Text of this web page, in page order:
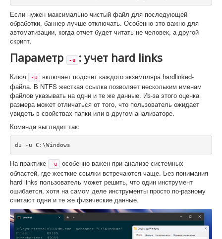
Если нужен максимально чистый файл для последующей
обработки, баннер лучше отключать. Особенно это важно для
автоматизации, когда отчет будет читать не человек, а другой
скрипт.
Параметр -u : учет hard links
Ключ -u
включает подсчет каждого экземпляра hardlinked-
файла. В NTFS жесткая ссылка позволяет нескольким именам
файлов указывать на одни и те же данные. Из-за этого оценка
размера может отличаться от того, что пользователь ожидает
увидеть в свойствах папки или в другом анализаторе.
Команда выглядит так:
du -u C:\Windows
На практике -u
особенно важен при анализе системных
областей, где жесткие ссылки встречаются чаще. Без понимания
hard links пользователь может решить, что один инструмент
ошибается, хотя на самом деле инструменты просто по-разному
считают одни и те же физические данные.